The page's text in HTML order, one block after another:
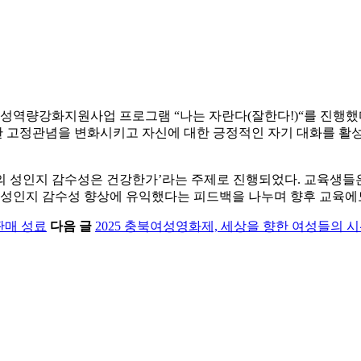
역량강화지원사업 프로그램 “나는 자란다(잘한다!)“를 진행
정관념을 변화시키고 자신에 대한 긍정적인 자기 대화를
인지 감수성은 건강한가’라는 주제로 진행되었다. 교육생
인지 감수성 향상에 유익했다는 피드백을 나누며 향후 교육
매 성료 다음 글 2025 충북여성영화제, 세상을 향한 여성들의